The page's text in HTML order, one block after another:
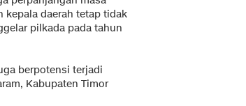
kepala daerah tetap tidak
pilkada pada tahun
berpotensi terjadi
Kabupaten Timor